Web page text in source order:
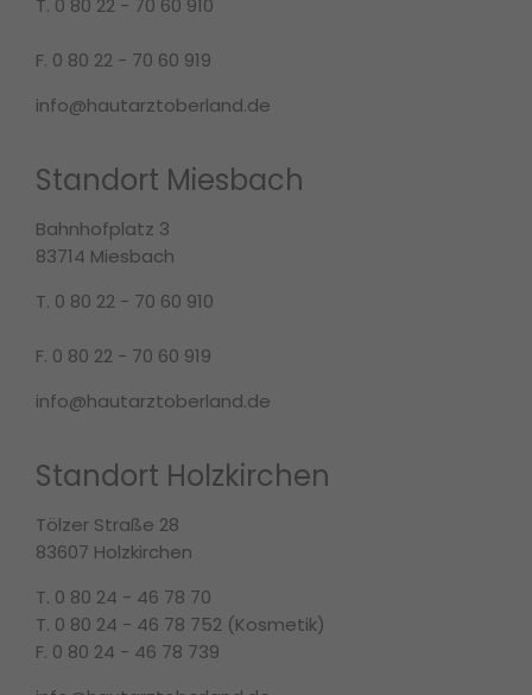
F. 0 80 22 - 70 60 919
info@hautarztoberland.de
Standort Miesbach
Bahnhofplatz 3
83714 Miesbach
T. 0 80 22 - 70 60 910
F. 0 80 22 - 70 60 919
info@hautarztoberland.de
Standort Holzkirchen
Tölzer Straße 28
83607 Holzkirchen
T. 0 80 24 - 46 78 70
T. 0 80 24 - 46 78 752 (Kosmetik)
F. 0 80 24 - 46 78 739